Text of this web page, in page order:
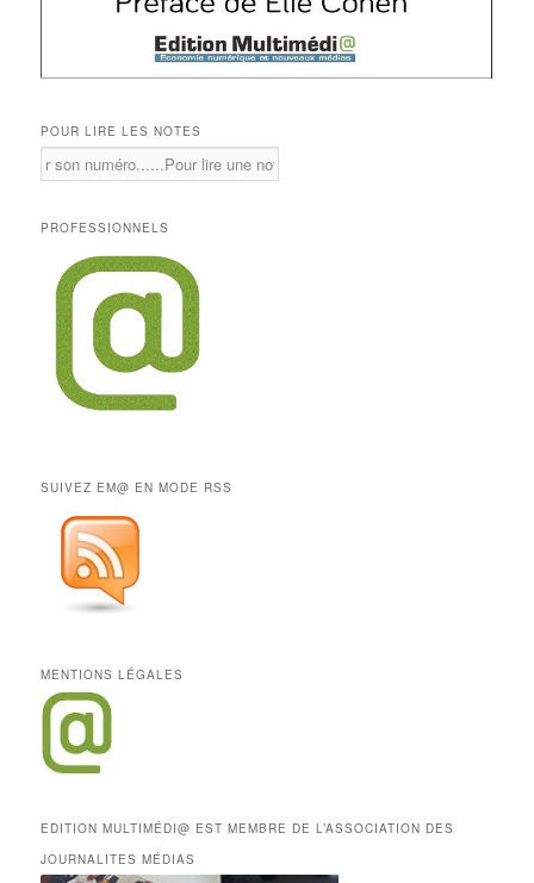
POUR LIRE LES NOTES
PROFESSIONNELS
SUIVEZ EM@ EN MODE RSS
MENTIONS LÉGALES
EDITION MULTIMÉDI@ EST MEMBRE DE L’ASSOCIATION DES
JOURNALITES MÉDIAS